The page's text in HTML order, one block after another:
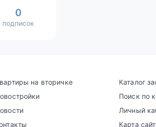
0
подписок
на вторичке
Каталог
Поиск по
Личный
Карта